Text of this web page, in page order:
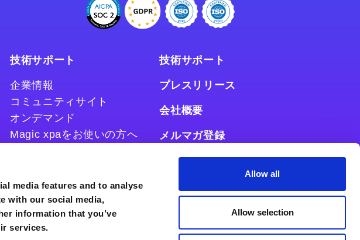
media features and to analyse
with our social media,
information that you’ve
services.
Allow all
Allow selection
技術サポート
企業情報
コミュニティサイト
オンデマンド
Magic xpaをお使いの方へ
コラム
技術サポート
プレスリリース
会社概要
メルマガ登録